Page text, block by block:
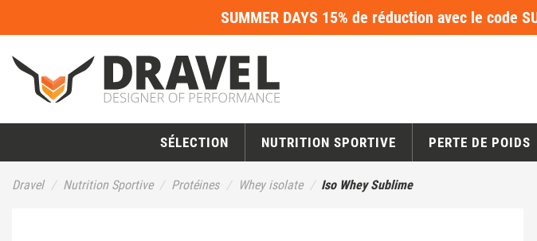
SUMMER DAYS 15% de réduction avec le code
SÉLECTION NUTRITION SPORTIVE PERTE DE POIDS
Dravel Nutrition Sportive Protéines Whey isolate Iso Whey Sublime